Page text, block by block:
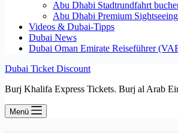
Abu Dhabi Stadtrundfahrt
Abu Dhabi Premium
Videos & Dubai-Tipps
Dubai News
Dubai Oman Emirate Reiseführer
Dubai Ticket Discount
Burj Khalifa Express Tickets. Burj al Arab
Menü